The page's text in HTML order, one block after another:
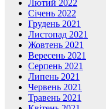
Лютий 2022
Січень 2022
Грудень 2021
Листопад 2021
Жовтень 2021
Вересень 2021
Серпень 2021
Липень 2021
Червень 2021
Травень 2021